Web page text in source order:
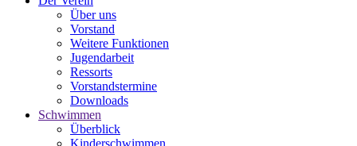
Über uns
Vorstand
Weitere Funktionen
Jugendarbeit
Ressorts
Vorstandstermine
Downloads
Schwimmen
Überblick
Kinderschwimmen